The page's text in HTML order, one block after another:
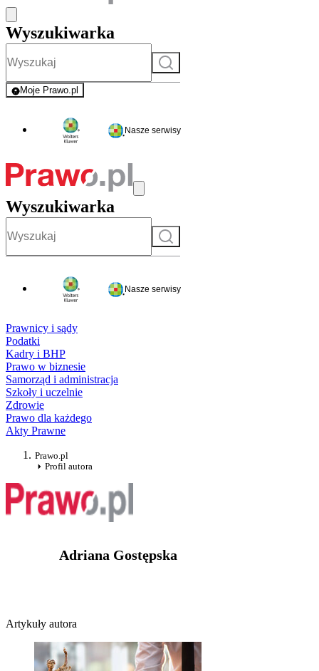
Wyszukiwarka
Szukaj
Moje Prawo.pl
- rejestracja i logowanie do serwisu
Nasze serwisy
Wyszukiwarka
Szukaj
Nasze serwisy
Prawnicy i sądy
Podatki
Kadry i BHP
Prawo w biznesie
Samorząd i administracja
Szkoły i uczelnie
Zdrowie
Prawo dla każdego
Akty Prawne
Prawo.pl
Profil autora
Adriana Gostępska
Artykuły autora